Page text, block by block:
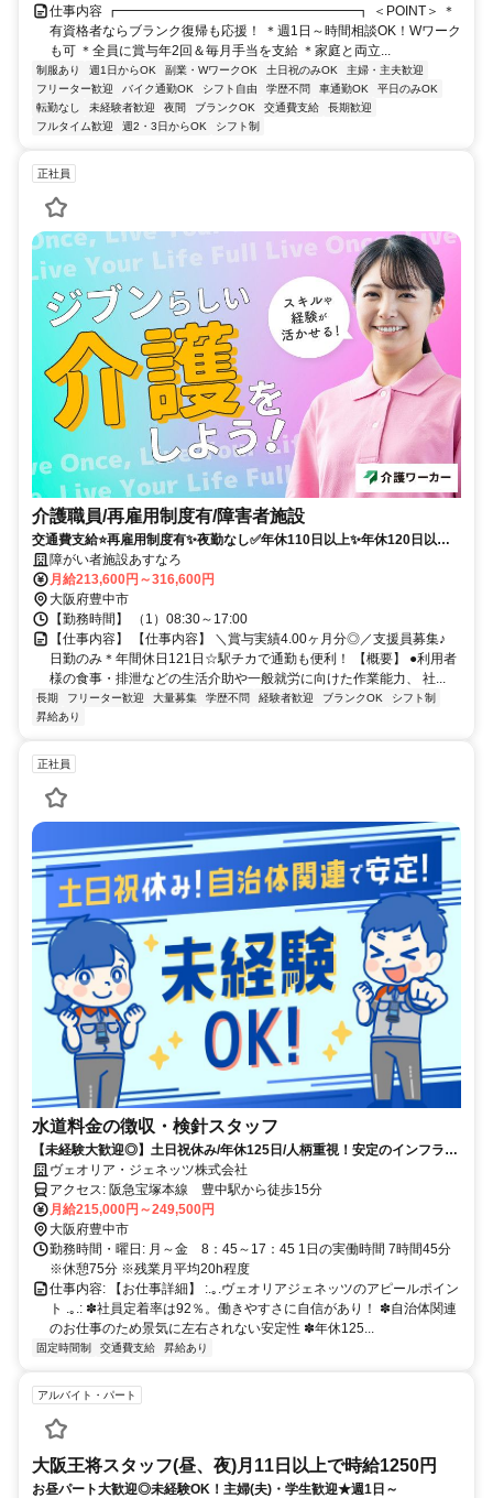
仕事内容 ┏━━━━━━━━━━━━━━━━━━┓ ＜POINT＞ ＊
有資格者ならブランク復帰も応援！ ＊週1日～時間相談OK！Wワーク
も可 ＊全員に賞与年2回＆毎月手当を支給 ＊家庭と両立...
制服あり 週1日からOK 副業・WワークOK 土日祝のみOK
主婦・主夫歓迎
フリーター歓迎
バイク通勤OK シフト自由 学歴不問 車通勤OK
平日のみOK
転勤なし
未経験者歓迎 夜間 ブランクOK 交通費支給
長期歓迎
フルタイム歓迎
週2・3日からOK シフト制
正社員
介護職員/再雇用制度有/障害者施設
交通費支給⭐️再雇用制度有✨夜勤なし✅️年休110日以上✨年休120日以上
⭕️担当者オススメ✨研修支援有❗️経験者優遇⭐️駅チカ
障がい者施設あすなろ
月給213,600円～316,600円
大阪府豊中市
【勤務時間】 （1）08:30～17:00
【仕事内容】 【仕事内容】 ＼賞与実績4.00ヶ月分◎／支援員募集♪
日勤のみ＊年間休日121日☆駅チカで通勤も便利！ 【概要】 ●利用者
様の食事・排泄などの生活介助や一般就労に向けた作業能力、 社...
長期 フリーター歓迎 大量募集 学歴不問 経験者歓迎 ブランクOK
シフト制
昇給あり
正社員
水道料金の徴収・検針スタッフ
【未経験大歓迎◎】土日祝休み/年休125日/人柄重視！安定のインフラ事
業で新職種にチャレンジ！
ヴェオリア・ジェネッツ株式会社
アクセス: 阪急宝塚本線 豊中駅から徒歩15分
月給215,000円～249,500円
大阪府豊中市
勤務時間・曜日: 月～金 8：45～17：45 1日の実働時間 7時間45分
※休憩75分 ※残業月平均20h程度
仕事内容: 【お仕事詳細】 :.｡.ヴェオリアジェネッツのアピールポイン
ト .｡.: ✽社員定着率は92％。働きやすさに自信があり！ ✽自治体関連
のお仕事のため景気に左右されない安定性 ✽年休125...
固定時間制 交通費支給 昇給あり
アルバイト・パート
大阪王将スタッフ(昼、夜)月11日以上で時給1250円
お昼パート大歓迎◎未経験OK！主婦(夫)・学生歓迎★週1日～